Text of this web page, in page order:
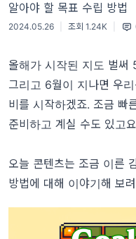
알아야 할 목표 수립 방법
2024.05.26 조회 1.24K
올해가 시작된 지도 벌써
그리고 6월이 지나면 우
비를 시작하겠죠. 조금 빠
준비하고 계실 수도 있고
오늘 콘텐츠는 조금 이른
방법에 대해 이야기해 보